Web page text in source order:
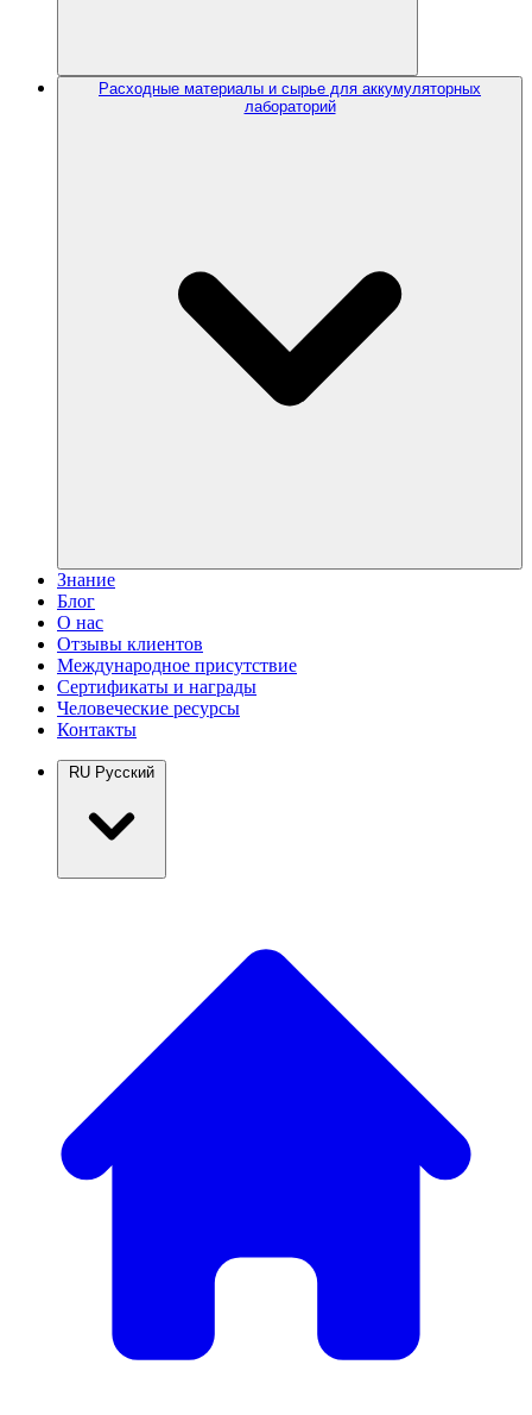
Расходные материалы и сырье для аккумуляторных
лабораторий
Знание
Блог
О нас
Отзывы клиентов
Международное присутствие
Сертификаты и награды
Человеческие ресурсы
Контакты
RU Русский